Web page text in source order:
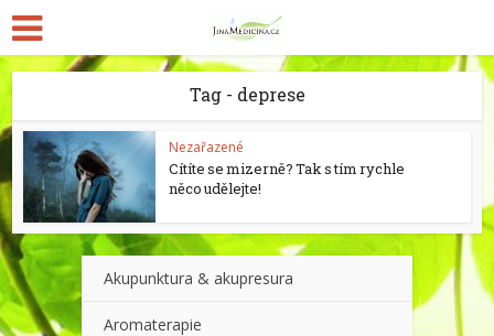
Tag - deprese
Nezařazené
Cítíte se mizerně? Tak s tím rychle
něco udělejte!
Akupunktura & akupresura
Aromaterapie